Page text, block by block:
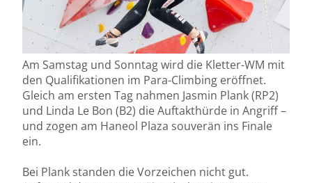
Am Samstag und Sonntag wird die Kletter-WM mit
den Qualifikationen im Para-Climbing eröffnet.
Gleich am ersten Tag nahmen Jasmin Plank (RP2)
und Linda Le Bon (B2) die Auftakthürde in Angriff –
und zogen am Haneol Plaza souverän ins Finale
ein.
Bei Plank standen die Vorzeichen nicht gut.